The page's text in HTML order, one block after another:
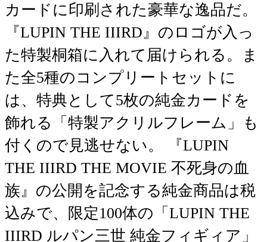
カードに印刷された豪華な逸品だ。
『LUPIN THE IIIRD』のロゴが入っ
た特製桐箱に入れて届けられる。ま
た全5種のコンプリートセットに
は、特典として5枚の純金カードを
飾れる「特製アクリルフレーム」も
付くので見逃せない。 『LUPIN
THE IIIRD THE MOVIE 不死身の血
族』の公開を記念する純金商品は税
込みで、限定100体の「LUPIN THE
IIIRD ルパン三世 純金フィギィア」